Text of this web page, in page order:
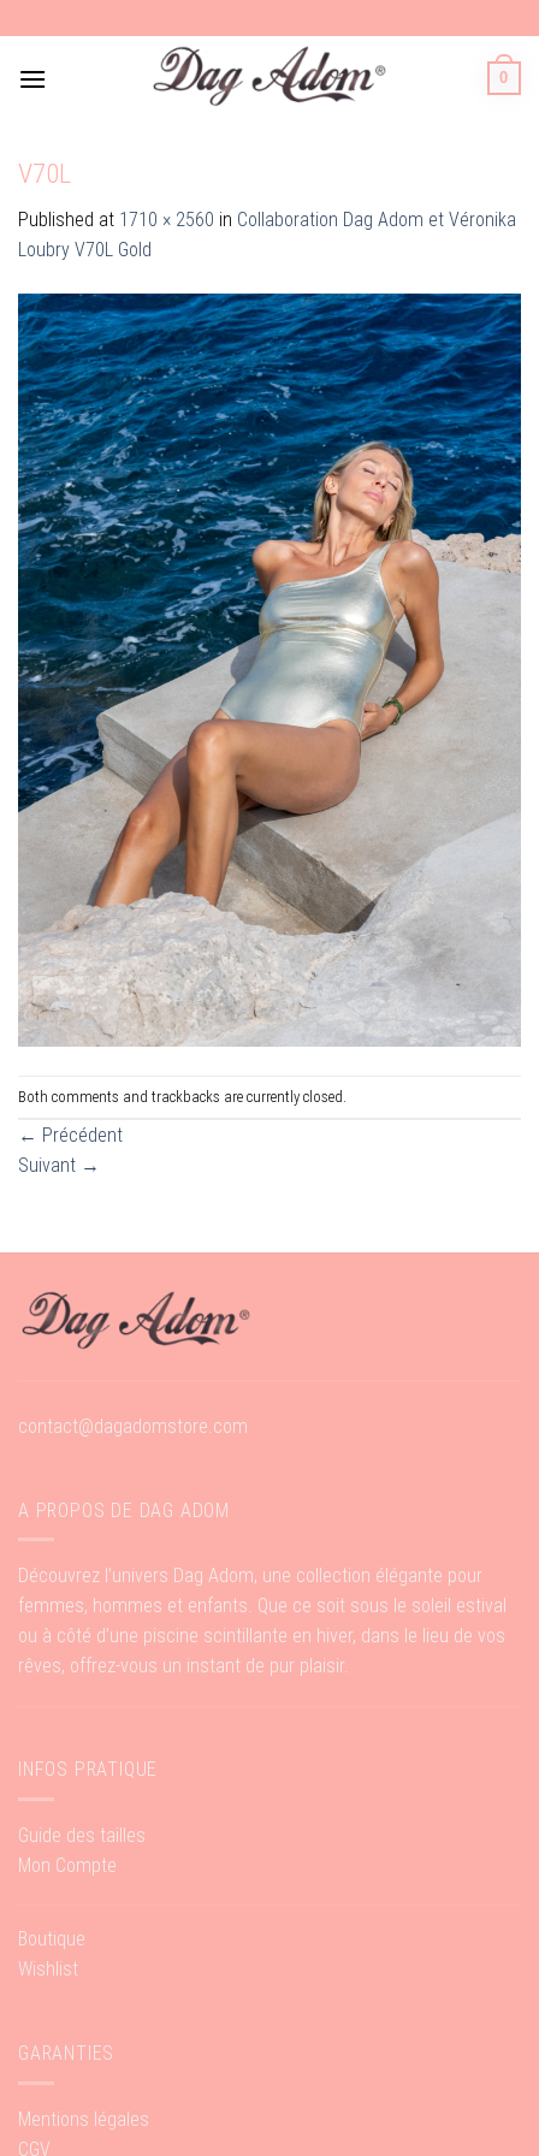
to
content
0
V70L
Published at 1710 × 2560 in Collaboration Dag Adom et Véronika
Loubry V70L Gold
Both comments and trackbacks are currently closed.
← Précédent
Suivant →
contact@dagadomstore.com
A PROPOS DE DAG ADOM
Découvrez l’univers Dag Adom, une collection élégante pour
femmes, hommes et enfants. Que ce soit sous le soleil estival
ou à côté d’une piscine scintillante en hiver, dans le lieu de vos
rêves, offrez-vous un instant de pur plaisir.
INFOS PRATIQUE
Guide des tailles
Mon Compte
Boutique
Wishlist
GARANTIES
Mentions légales
CGV